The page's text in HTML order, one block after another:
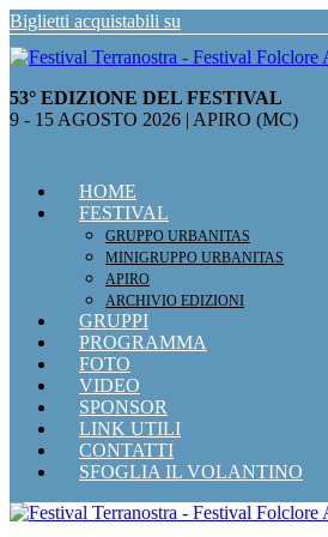
Salta
al
contenuto
Biglietti acquistabili su
53° EDIZIONE DEL FESTIVAL
9 - 15 AGOSTO 2026 | APIRO (MC)
HOME
FESTIVAL
GRUPPO URBANITAS
MINIGRUPPO URBANITAS
APIRO
ARCHIVIO EDIZIONI
GRUPPI
PROGRAMMA
FOTO
VIDEO
SPONSOR
LINK UTILI
CONTATTI
SFOGLIA IL VOLANTINO